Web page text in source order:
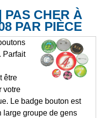
PAS CHER À
PAR PIÈCE
Parfait
être
votre
Le badge bouton est
large groupe de gens